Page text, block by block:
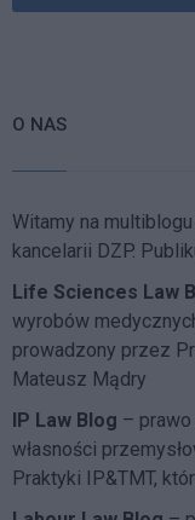
O NAS
Witamy na
kancelarii DZP.
Life Sciences Law
wyrobów
prowadzony przez
Mateusz Mądry
IP Law Blog – prawo
własności
Praktyki IP&TMT,